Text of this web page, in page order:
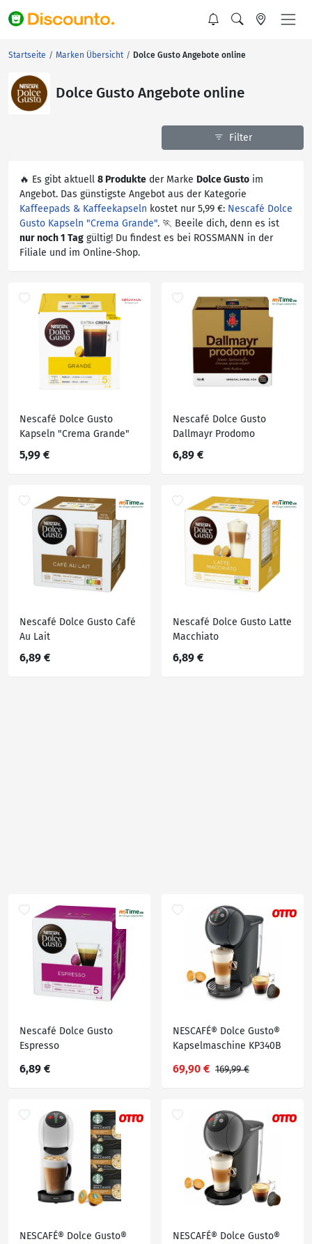
Startseite Marken Übersicht Dolce Gusto Angebote online
Dolce Gusto Angebote online
Filter
🔥 Es gibt aktuell 8 Produkte der Marke Dolce Gusto im
Angebot. Das günstigste Angebot aus der Kategorie
Kaffeepads & Kaffeekapseln kostet nur 5,99 €: Nescafé Dolce
Gusto Kapseln "Crema Grande". 🏃 Beeile dich, denn es ist
nur noch 1 Tag gültig! Du findest es bei ROSSMANN in der
Filiale und im Online-Shop.
Nescafé Dolce Gusto
Kapseln "Crema Grande"
5,99 €
Nescafé Dolce Gusto
Dallmayr Prodomo
6,89 €
Nescafé Dolce Gusto Café
Au Lait
6,89 €
Nescafé Dolce Gusto Latte
Macchiato
6,89 €
Nescafé Dolce Gusto
Espresso
6,89 €
NESCAFÉ® Dolce Gusto®
Kapselmaschine KP340B
mit Nescafé Dolce Gusto
69,90 € 169,99 €
NESCAFÉ® Dolce Gusto®
NESCAFÉ® Dolce Gusto®